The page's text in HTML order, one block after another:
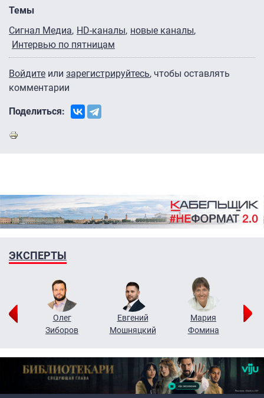
Темы
Сигнал Медиа HD-каналы новые каналы
Интервью по пятницам
Войдите или зарегистрируйтесь, чтобы оставлять
комментарии
Поделиться:
ЭКСПЕРТЫ
Олег
Зиборов
Евгений
Мошняцкий
Мария
Фомина